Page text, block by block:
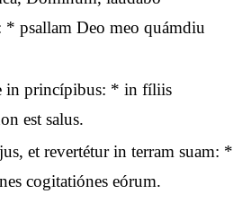
psallam Deo meo quámdiu
in princípibus: * in fíliis
est salus.
et revertétur in terram suam: *
cogitatiónes eórum.